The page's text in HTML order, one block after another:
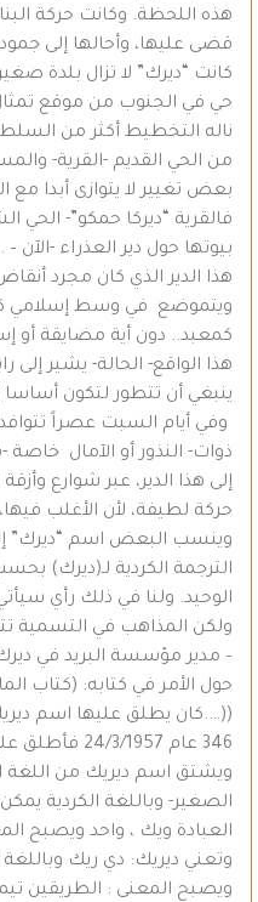
قضى عليها، وأحالها إلى
كانت “ديرك” لا تزال بلدة
حي في الجنوب من موقع
ناله التخطيط أكثر من
من الحي القديم -القرية-
بعض تغيير لا يتوازى أبدا مع
فالقرية “ديركا حمكو”- الحي
بيوتها حول دير العذراء -الآن – .
ويتموضع في وسط إسلامي
كمعبد.. دون أية مضايقة أو
هذا الواقع- الحالة- يشير إلى
ينبغي أن تتطور لتكون أساسا
وفي أيام السبت عصراً
ذوات- النذور أو الآمال
إلى هذا الدير، عبر شوارع
حركة لطيفة، لأن الأغلب
وينسب البعض اسم “ديرك”
الترجمة الكردية لـ(ديرك)
الوحيد. ولنا في ذلك رأي
ولكن المذاهب في التسمية
– مدير مؤسسة البريد في
حول الأمر في كتابه: (كتاب
((….كان يطلق عليها اسم
346 عام 24/3/1957 فأطلق عليها اسم المالكية…..
ويشتق اسم ديريك من اللغة
الصغير- وباللغة الكردية
العبادة ويك ، واحد ويصبح
وتعني ديريك: دي ريك
ويصبح المعنى : الطريقين